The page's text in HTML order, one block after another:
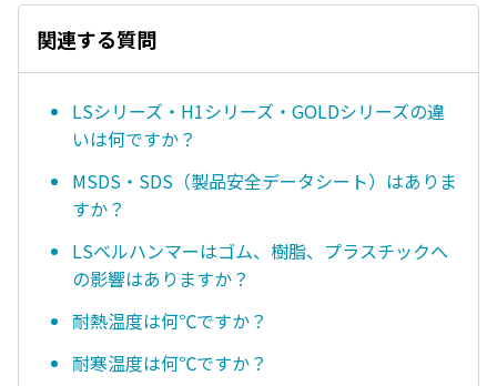
関連する質問
LSシリーズ・H1シリーズ・GOLDシリーズの違
いは何ですか？
MSDS・SDS（製品安全データシート）はありま
すか？
LSベルハンマーはゴム、樹脂、プラスチックへ
の影響はありますか？
耐熱温度は何℃ですか？
耐寒温度は何℃ですか？